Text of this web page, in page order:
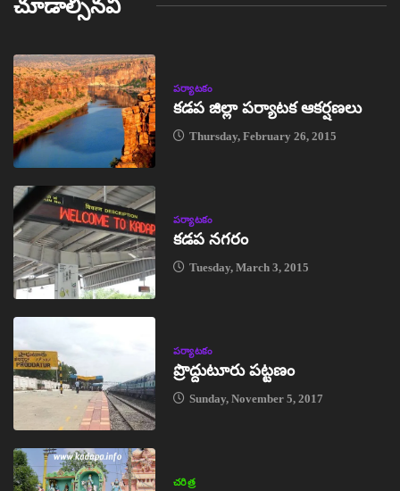
చూడాల్సినవి
పర్యాటకం
కడప జిల్లా పర్యాటక ఆకర్షణలు
Thursday, February 26, 2015
పర్యాటకం
కడప నగరం
Tuesday, March 3, 2015
పర్యాటకం
ప్రొద్దుటూరు పట్టణం
Sunday, November 5, 2017
చరిత్ర